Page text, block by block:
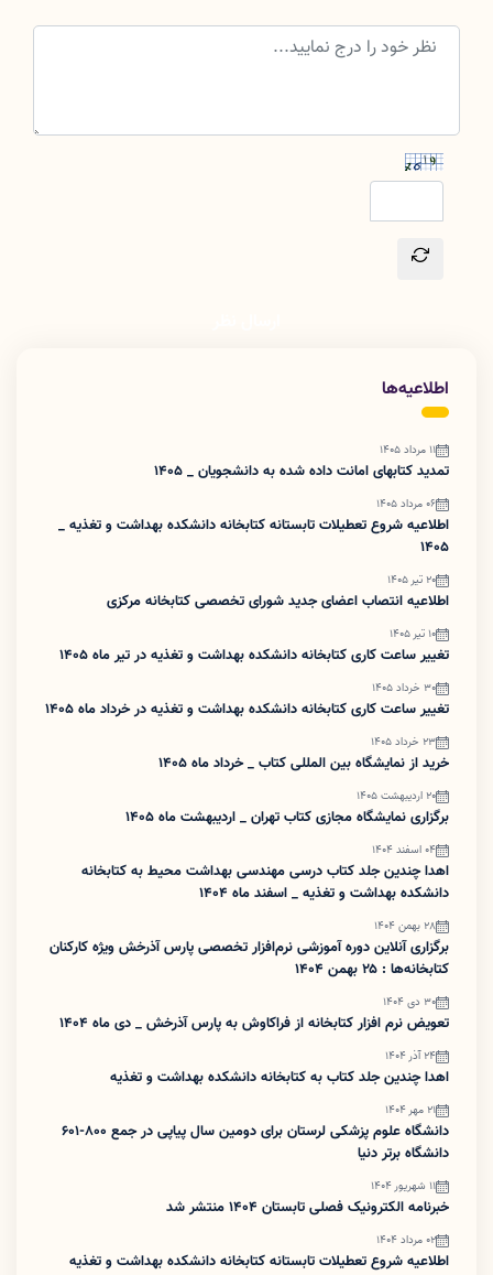
اطلاعیه‌ها
11 مرداد 1405
تمدید کتابهای امانت داده شده به دانشجویان _ 1405
06 مرداد 1405
اطلاعیه شروع تعطیلات تابستانه کتابخانه دانشکده بهداشت و تغذیه _
1405
20 تیر 1405
اطلاعیه انتصاب اعضای جدید شورای تخصصی کتابخانه مرکزی
10 تیر 1405
تغییر ساعت کاری کتابخانه دانشکده بهداشت و تغذیه در تیر ماه 1405
30 خرداد 1405
تغییر ساعت کاری کتابخانه دانشکده بهداشت و تغذیه در خرداد ماه 1405
23 خرداد 1405
خرید از نمایشگاه بین المللی کتاب _ خرداد ماه 1405
20 اردیبهشت 1405
برگزاری نمایشگاه مجازی کتاب تهران _ اردیبهشت ماه 1405
04 اسفند 1404
اهدا چندین جلد کتاب درسی مهندسی بهداشت محیط به کتابخانه
دانشکده بهداشت و تغذیه _ اسفند ماه 1404
28 بهمن 1404
برگزاری آنلاین دوره آموزشی نرم‌افزار تخصصی پارس آذرخش ویژه کارکنان
کتابخانه‌ها : ۲۵ بهمن 1404
30 دی 1404
تعویض نرم افزار کتابخانه از فراکاوش به پارس آذرخش _ دی ماه 1404
24 آذر 1404
اهدا چندین جلد کتاب به کتابخانه دانشکده بهداشت و تغذیه
21 مهر 1404
دانشگاه علوم پزشکی لرستان برای دومین سال پیاپی در جمع ۸۰۰-۶۰۱
دانشگاه برتر دنیا
11 شهریور 1404
خبرنامه الکترونیک فصلی تابستان 1404 منتشر شد
02 مرداد 1404
اطلاعیه شروع تعطیلات تابستانه کتابخانه دانشکده بهداشت و تغذیه